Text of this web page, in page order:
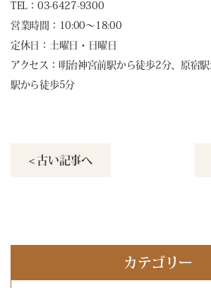
TEL：03-6427-9300
営業時間：10:00～18:00
定休日：土曜日・日曜日
アクセス：明治神宮前駅から徒歩2分、原宿
駅から徒歩5分
< 古い記事へ
カテゴリー